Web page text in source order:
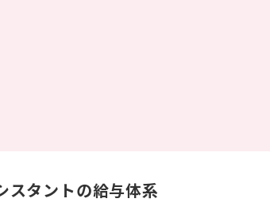
スタントの給与体系